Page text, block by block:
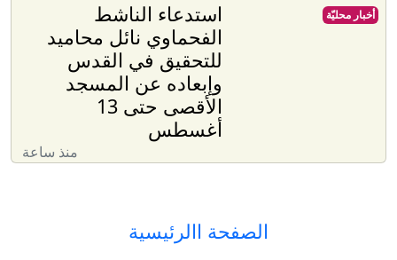
استدعاء الناشط
الفحماوي نائل محاميد
للتحقيق في القدس
وإبعاده عن المسجد
الأقصى حتى 13
أغسطس
منذ ساعة
أخبار محليّة
الصفحة االرئيسية